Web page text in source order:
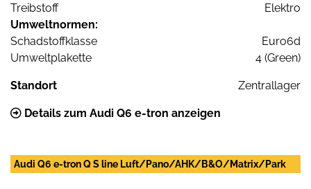
Treibstoff
Elektro
Umweltnormen:
Schadstoffklasse
Euro6d
Umweltplakette
4 (Green)
Standort Zentrallager
Details zum Audi Q6 e-tron anzeigen
Audi Q6 e-tron Q S line Luft/Pano/AHK/B&O/Matrix/Park